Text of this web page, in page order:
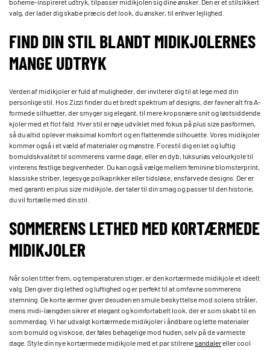
boheme-inspireret udtryk, tilpasser midikjolen sig dine ønsker. Den er et stilsikkert
valg, der lader dig skabe præcis det look, du ønsker, til enhver lejlighed.
FIND DIN STIL BLANDT MIDIKJOLERNES
MANGE UDTRYK
Verden af midikjoler er fuld af muligheder, der inviterer dig til at lege med din
personlige stil. Hos Zizzi finder du et bredt spektrum af designs, der favner alt fra A-
formede silhuetter, der smyger sig elegant, til mere kropsnære snit og løstsiddende
kjoler med et flot fald. Hver stil er nøje udviklet med fokus på plus size pasformen,
så du altid oplever maksimal komfort og en flatterende silhouette. Vores midikjoler
kommer også i et væld af materialer og mønstre. Forestil dig en let og luftig
bomuldskvalitet til sommerens varme dage, eller en dyb, luksuriøs velourkjole til
vinterens festlige begivenheder. Du kan også vælge mellem feminine blomsterprint,
klassiske striber, legesyge polkaprikker eller tidsløse, ensfarvede designs. Der er
med garanti en plus size midikjole, der taler til din smag og passer til den historie,
du vil fortælle med din stil.
SOMMERENS LETHED MED KORTÆRMEDE
MIDIKJOLER
Når solen titter frem, og temperaturen stiger, er den kortærmede midikjole et ideelt
valg. Den giver dig lethed og luftighed og er perfekt til at omfavne sommerens
stemning. De korte ærmer giver desuden en smule beskyttelse mod solens stråler,
mens midi-længden sikrer et elegant og komfortabelt look, der er som skabt til en
sommerdag. Vi har udvalgt kortærmede midikjoler i åndbare og lette materialer
som bomuld og viskose, der føles behagelige mod huden, selv på de varmeste
dage. Style din nye kortærmede midikjole med et par stilrenesandalereller cool